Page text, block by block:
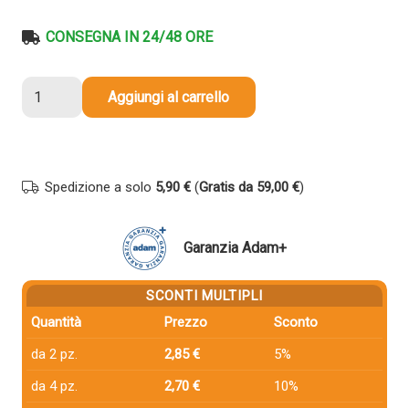
CONSEGNA IN 24/48 ORE
compatibile
CIANO
Aggiungi al carrello
Spedizione a solo 5,90 € (Gratis da 59,00 €)
Garanzia Adam+
SCONTI MULTIPLI
Quantità
Prezzo
Sconto
da 2 pz.
2,85 €
5%
da 4 pz.
2,70 €
10%